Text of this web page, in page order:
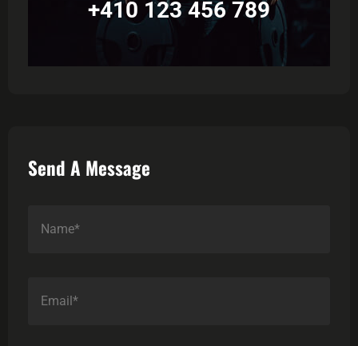
+410 123 456 789
Send A Message